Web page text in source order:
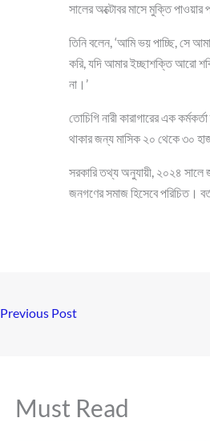
সালের অক্টোবর মাসে মুক্তি
তিনি বলেন, ‘আমি ভয় পাচ্ছি, সে
করি, যদি আমার ইচ্ছাশক্তি আরো
না।’
তোচিগি নারী কারাগারের এক
থাকার জন্য মাসিক ২০ থেকে ৩০
সরকারি তথ্য অনুযায়ী, ২০২৪ সালে
জনগণের সমাজ হিসেবে পরিচিত।
Previous Post
Must Read